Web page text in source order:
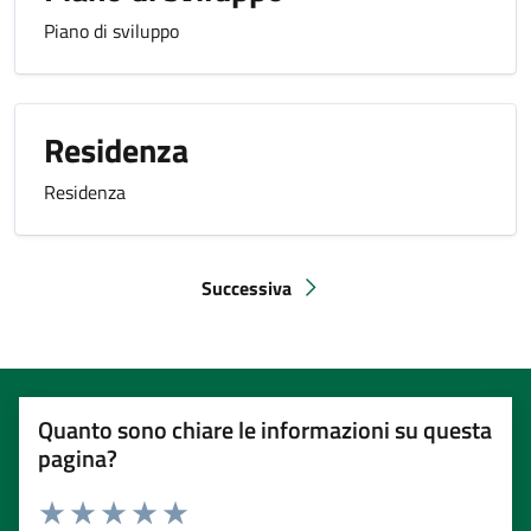
Piano di sviluppo
Residenza
Residenza
Pagina successiva
Successiva
Quanto sono chiare le informazioni su questa
pagina?
Rating: